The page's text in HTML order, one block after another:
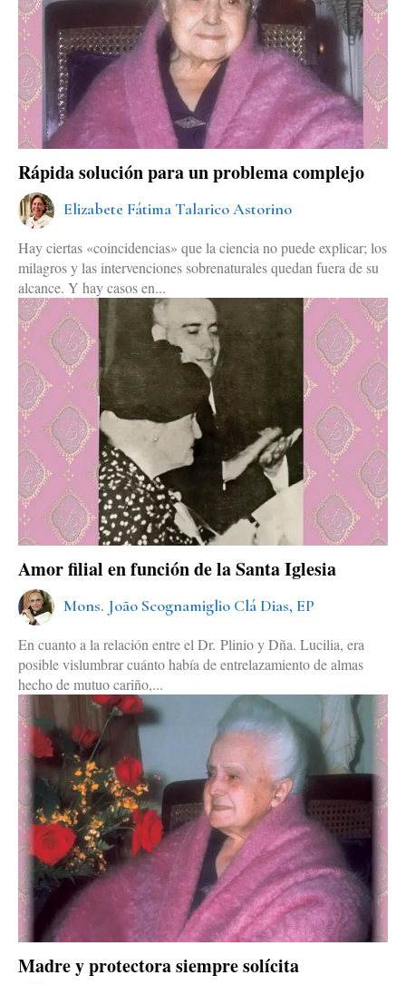
Rápida solución para un problema complejo
Elizabete Fátima Talarico Astorino
Hay ciertas «coincidencias» que la ciencia no puede explicar; los
milagros y las intervenciones sobrenaturales quedan fuera de su
alcance. Y hay casos en...
Amor filial en función de la Santa Iglesia
Mons. João Scognamiglio Clá Dias, EP
En cuanto a la relación entre el Dr. Plinio y Dña. Lucilia, era
posible vislumbrar cuánto había de entrelazamiento de almas
hecho de mutuo cariño,...
Madre y protectora siempre solícita